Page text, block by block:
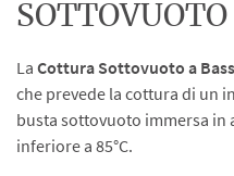
SOTTOVUOTO
La Cottura Sottovuoto a
che prevede la cottura di un
busta sottovuoto immersa in
inferiore a 85°C.